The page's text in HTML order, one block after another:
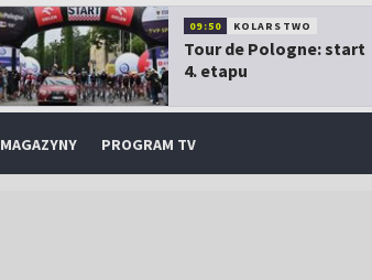
09:50 KOLARSTWO
Tour de Pologne: start
4. etapu
MAGAZYNY PROGRAM TV